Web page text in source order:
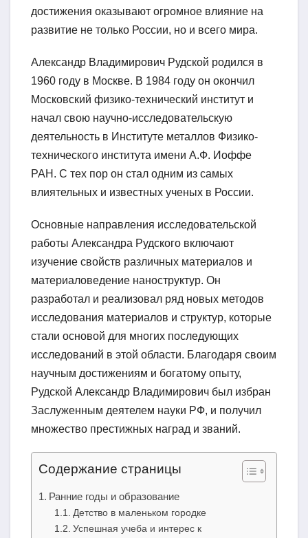
достижения оказывают огромное влияние на
развитие не только России, но и всего мира.
Александр Владимирович Рудской родился в
1960 году в Москве. В 1984 году он окончил
Московский физико-технический институт и
начал свою научно-исследовательскую
деятельность в Институте металлов Физико-
технического института имени А.Ф. Иоффе
РАН. С тех пор он стал одним из самых
влиятельных и известных ученых в России.
Основные направления исследовательской
работы Александра Рудского включают
изучение свойств различных материалов и
материаловедение наноструктур. Он
разработал и реализовал ряд новых методов
исследования материалов и структур, которые
стали основой для многих последующих
исследований в этой области. Благодаря своим
научным достижениям и богатому опыту,
Рудской Александр Владимирович был избран
Заслуженным деятелем науки РФ, и получил
множество престижных наград и званий.
Содержание страницы
Ранние годы и образование
Детство в маленьком городке
Успешная учеба и интерес к